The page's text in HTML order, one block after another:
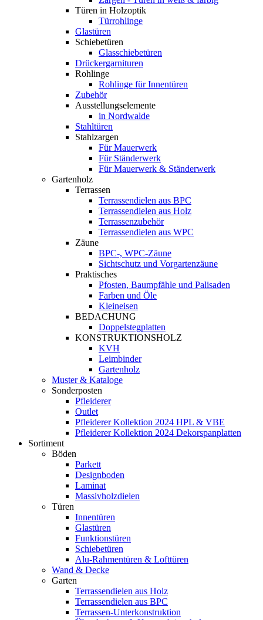
Türen in Holzoptik
Türrohlinge
Glastüren
Schiebetüren
Glasschiebetüren
Drückergarnituren
Rohlinge
Rohlinge für Innentüren
Zubehör
Ausstellungselemente
in Nordwalde
Stahltüren
Stahlzargen
Für Mauerwerk
Für Ständerwerk
Für Mauerwerk & Ständerwerk
Gartenholz
Terrassen
Terrassendielen aus BPC
Terrassendielen aus Holz
Terrassenzubehör
Terrassendielen aus WPC
Zäune
BPC-, WPC-Zäune
Sichtschutz und Vorgartenzäune
Praktisches
Pfosten, Baumpfähle und Palisaden
Farben und Öle
Kleineisen
BEDACHUNG
Doppelstegplatten
KONSTRUKTIONSHOLZ
KVH
Leimbinder
Gartenholz
Muster & Kataloge
Sonderposten
Pfleiderer
Outlet
Pfleiderer Kollektion 2024 HPL & VBE
Pfleiderer Kollektion 2024 Dekorspanplatten
Sortiment
Böden
Parkett
Designboden
Laminat
Massivholzdielen
Türen
Innentüren
Glastüren
Funktionstüren
Schiebetüren
Alu-Rahmentüren & Lofttüren
Wand & Decke
Garten
Terrassendielen aus Holz
Terrassendielen aus BPC
Terrassen-Unterkonstruktion